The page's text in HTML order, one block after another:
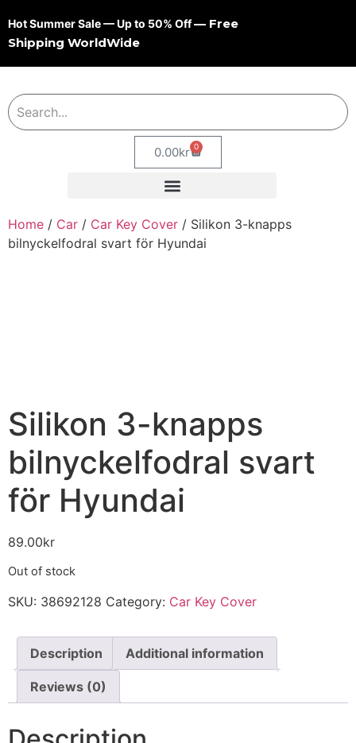
Hot Summer Sale — Up to 50% Off— Free
Shipping WorldWide
0.00kr 0
Home / Car / Car Key Cover / Silikon 3-knapps
bilnyckelfodral svart för Hyundai
Silikon 3-knapps
bilnyckelfodral svart
för Hyundai
89.00kr
Out of stock
SKU: 38692128 Category: Car Key Cover
Description Additional information
Reviews (0)